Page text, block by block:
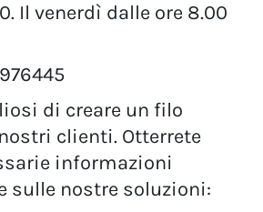
Il venerdì dalle ore 8.00
di creare un filo
clienti. Otterrete
informazioni
sulle nostre soluzioni: